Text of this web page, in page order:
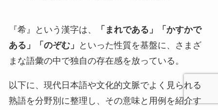
『希』という漢字は、
「まれである」「かすかで
ある」「のぞむ」
といった性質を基盤に、さまざ
まな語彙の中で独自の存在感を放っている。
以下に、現代日本語や文化的文脈でよく見られる
熟語を分野別に整理し、その意味と用例を紹介す